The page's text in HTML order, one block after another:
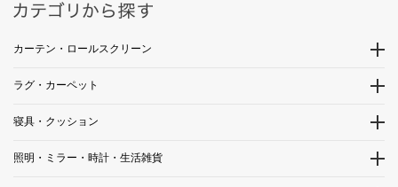
カーテン・ロールスクリーン
ラグ・カーペット
寝具・クッション
照明・ミラー・時計・生活雑貨